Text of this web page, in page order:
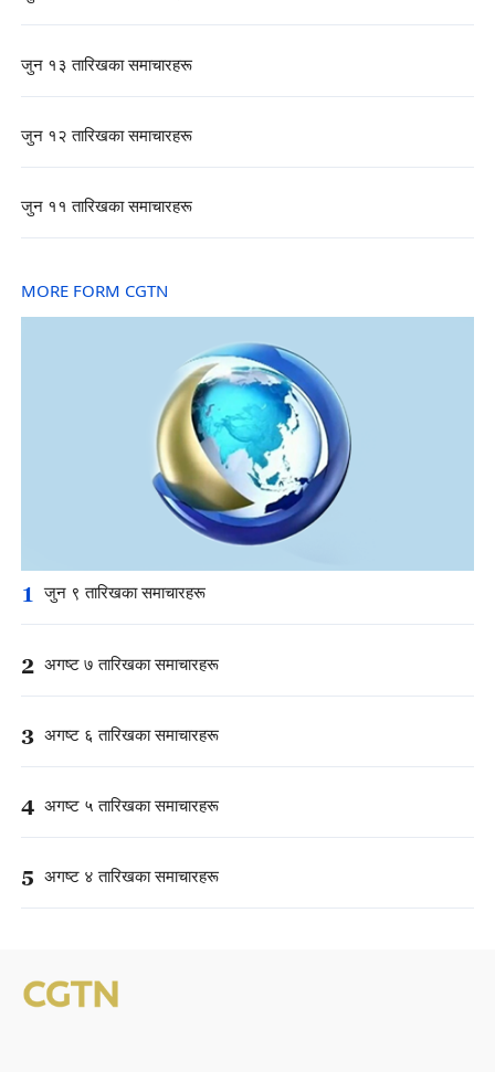
जुन १३ तारिखका समाचारहरू
जुन १२ तारिखका समाचारहरू
जुन ११ तारिखका समाचारहरू
MORE FORM CGTN
1 जुन ९ तारिखका समाचारहरू
2 अगष्ट ७ तारिखका समाचारहरू
3 अगष्ट ६ तारिखका समाचारहरू
4 अगष्ट ५ तारिखका समाचारहरू
5 अगष्ट ४ तारिखका समाचारहरू